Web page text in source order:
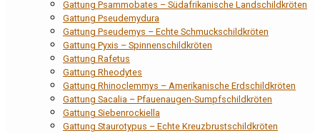
Gattung Psammobates – Südafrikanische Landschildkröten
Gattung Pseudemydura
Gattung Pseudemys – Echte Schmuckschildkröten
Gattung Pyxis – Spinnenschildkröten
Gattung Rafetus
Gattung Rheodytes
Gattung Rhinoclemmys – Amerikanische Erdschildkröten
Gattung Sacalia – Pfauenaugen-Sumpfschildkröten
Gattung Siebenrockiella
Gattung Staurotypus – Echte Kreuzbrustschildkröten